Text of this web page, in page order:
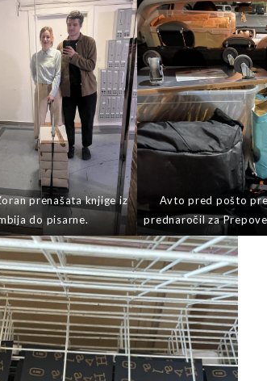
prenašata knjige iz
do pisarne.
Avto pred pošto
prednaročil za